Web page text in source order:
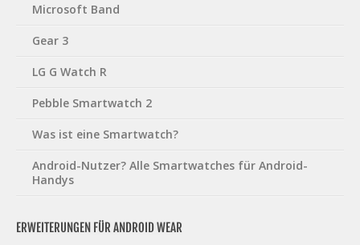
Microsoft Band
Gear 3
LG G Watch R
Pebble Smartwatch 2
Was ist eine Smartwatch?
Android-Nutzer? Alle Smartwatches für Android-
Handys
ERWEITERUNGEN FÜR ANDROID WEAR